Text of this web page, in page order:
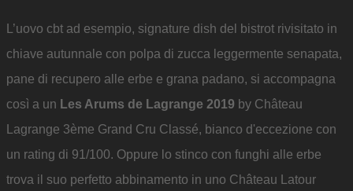
L’uovo cbt ad esempio, signature dish del bistrot rivisitato in
chiave autunnale con polpa di zucca leggermente senapata,
pane di recupero alle erbe e grana padano, si accompagna
così a un Les Arums de Lagrange 2019 by Château
Lagrange 3ème Grand Cru Classé, bianco d'eccezione con
un rating di 91/100. Oppure lo stinco con funghi alle erbe
trova il suo perfetto abbinamento in uno Château Latour